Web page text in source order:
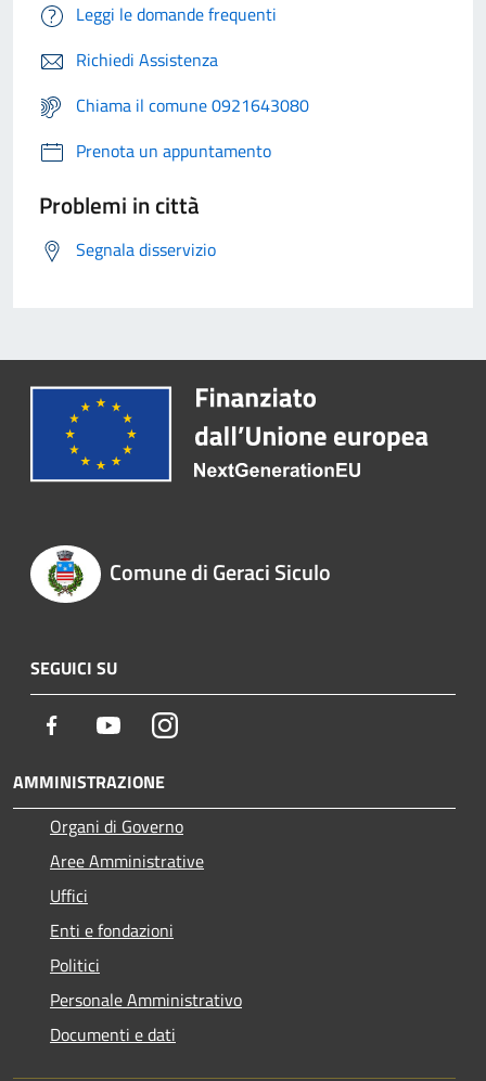
Leggi le domande frequenti
Richiedi Assistenza
Chiama il comune 0921643080
Prenota un appuntamento
Problemi in città
Segnala disservizio
Comune di Geraci Siculo
SEGUICI SU
Facebook YoutubeInstagram
AMMINISTRAZIONE
Organi di Governo
Aree Amministrative
Uffici
Enti e fondazioni
Politici
Personale Amministrativo
Documenti e dati